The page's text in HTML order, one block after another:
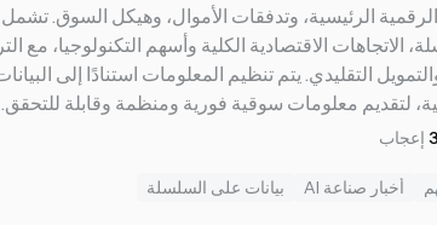
الاتجاهات الاقتصادية الكلية وأسهم التكنولوجيا، مع
التقليدي. يتم تنظيم المعلومات استنادًا إلى
لتقديم معلومات سوقية فورية ومنظمة وقابلة للتحقق.
إعجاب
أخبار صناعة AI بيانات على السلسلة